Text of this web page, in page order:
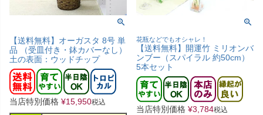
【送料無料】オーガスタ 8号 単
品 （受皿付き・鉢カバーなし）
土の表面：ウッドチップ
当店特別価格 ¥15,950税込
花瓶などでもオシャレ！
【送料無料】開運竹 ミリオンバ
ンブー（スパイラル 約50cm）
5本セット
当店特別価格 ¥3,784税込